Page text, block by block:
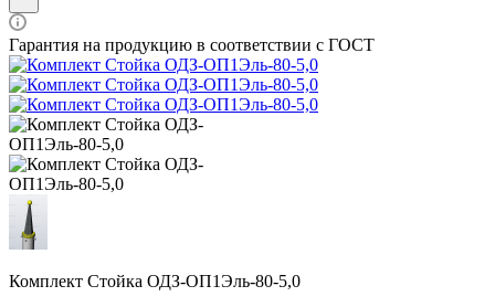
Гарантия на продукцию в соответствии с ГОСТ
Комплект Стойка ОДЗ-ОП1Эль-80-5,0